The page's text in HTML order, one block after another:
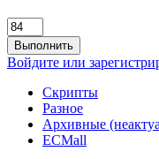
Выполнить
Войдите или
Скрипты
Разное
Архивные
ECMall